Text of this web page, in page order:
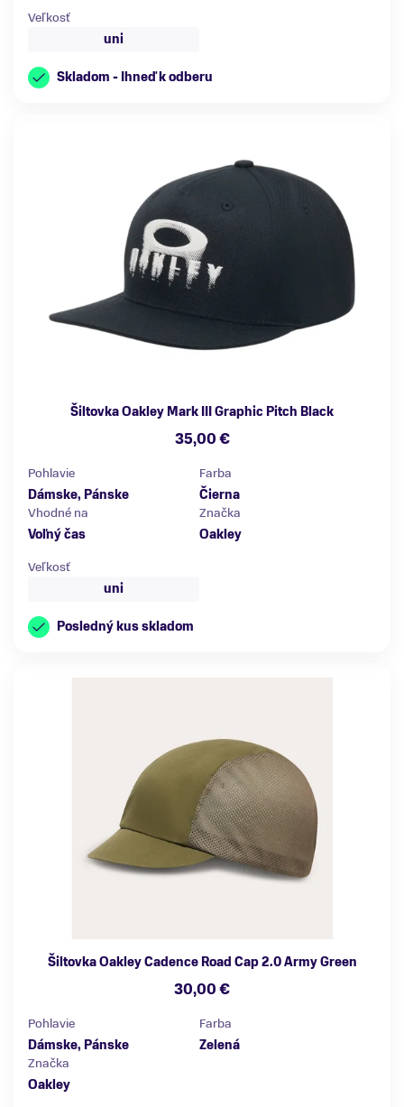
Veľkosť
uni
Skladom - Ihneď k odberu
Šiltovka Oakley Mark III Graphic Pitch Black
35,00 €
Pohlavie
Dámske, Pánske
Farba
Čierna
Vhodné na
Voľný čas
Značka
Oakley
Veľkosť
uni
Posledný kus skladom
Šiltovka Oakley Cadence Road Cap 2.0 Army Green
30,00 €
Pohlavie
Dámske, Pánske
Farba
Zelená
Značka
Oakley